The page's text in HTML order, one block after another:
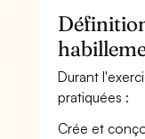
Durant
pratiquées :
Crée et